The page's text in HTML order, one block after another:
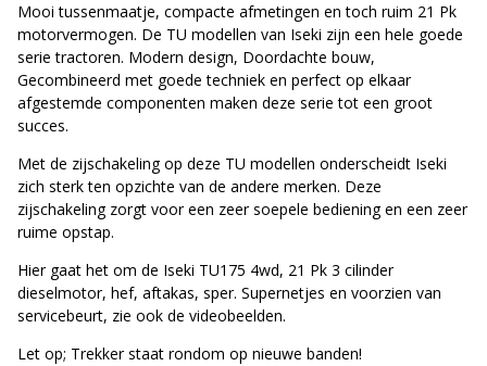
Mooi tussenmaatje, compacte afmetingen en toch ruim 21 Pk
motorvermogen. De TU modellen van Iseki zijn een hele goede
serie tractoren. Modern design, Doordachte bouw,
Gecombineerd met goede techniek en perfect op elkaar
afgestemde componenten maken deze serie tot een groot
succes.
Met de zijschakeling op deze TU modellen onderscheidt Iseki
zich sterk ten opzichte van de andere merken. Deze
zijschakeling zorgt voor een zeer soepele bediening en een zeer
ruime opstap.
Hier gaat het om de Iseki TU175 4wd, 21 Pk 3 cilinder
dieselmotor, hef, aftakas, sper. Supernetjes en voorzien van
servicebeurt, zie ook de videobeelden.
Let op; Trekker staat rondom op nieuwe banden!